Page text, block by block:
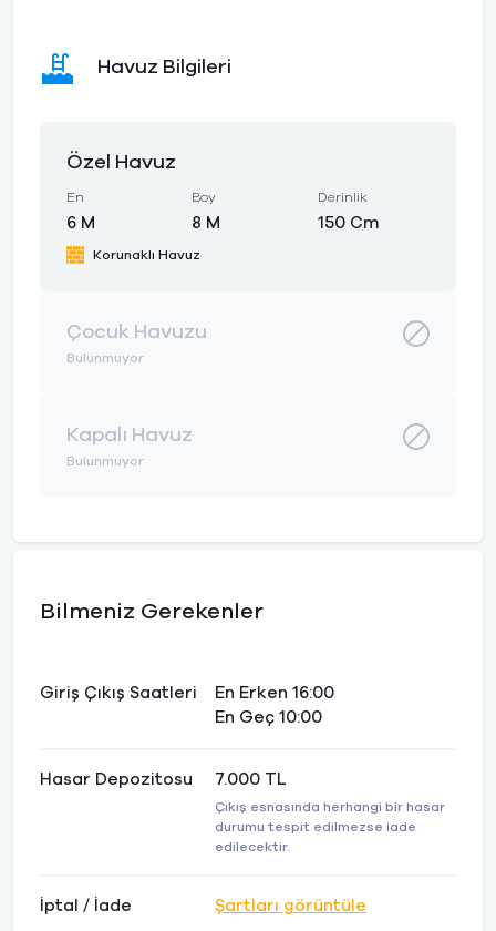
Havuz Bilgileri
Özel Havuz
En
6 M
Boy
8 M
Derinlik
150 Cm
Korunaklı Havuz
Çocuk Havuzu
Bulunmuyor
Kapalı Havuz
Bulunmuyor
Bilmeniz Gerekenler
Giriş Çıkış Saatleri
En Erken 16:00
En Geç 10:00
Hasar Depozitosu 7.000 TL
Çıkış esnasında herhangi bir hasar
durumu tespit edilmezse iade
edilecektir.
İptal / İade Şartları görüntüle